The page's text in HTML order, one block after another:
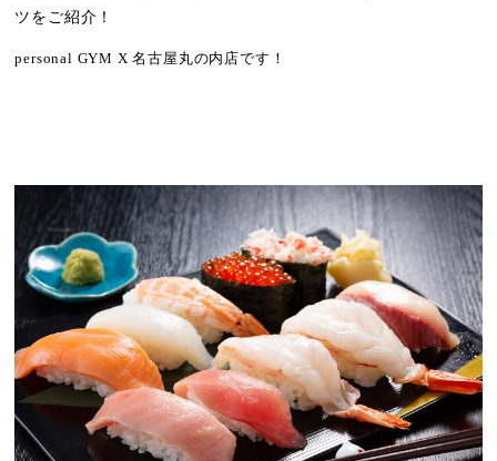
ツをご紹介！
personal GYM X 名古屋丸の内店です！